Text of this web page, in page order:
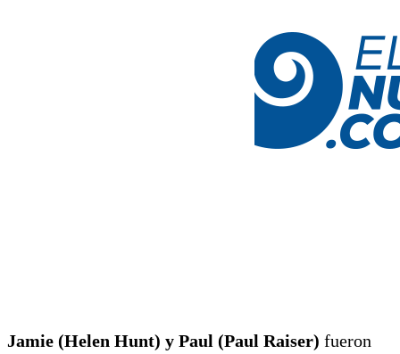
Jamie (Helen Hunt) y Paul (Paul Raiser) fueron